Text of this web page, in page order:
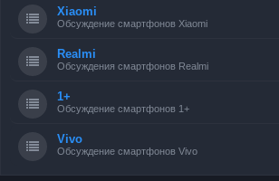
Xiaomi
Обсуждение смартфонов Xiaomi
Realmi
Обсуждения смартфонов Realmi
1+
Обсуждение смартфонов 1+
Vivo
Обсуждение смартфонов Vivo